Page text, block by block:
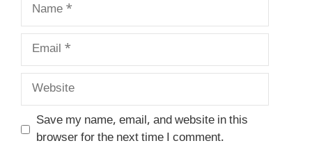
Email
Website
Save my name, email, and website in this
browser for the next time I comment.